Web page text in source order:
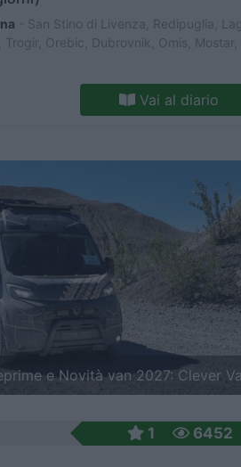
- San Stino di Livenza, Redipuglia,
Orebic, Dubrovnik, Omis, Mostar,
Vai al diario
e Novità van 2027: Clever
1
6452